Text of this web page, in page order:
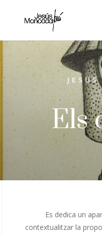
Els
Es dedica un
contextualitzar la